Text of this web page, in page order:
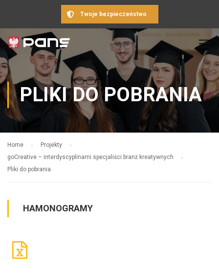
Twoje bezpieczeństwo
PLIKI DO POBRANIA
Home
Projekty
goCreative – interdyscyplinarni specjaliści branż kreatywnych
Pliki do pobrania
HAMONOGRAMY